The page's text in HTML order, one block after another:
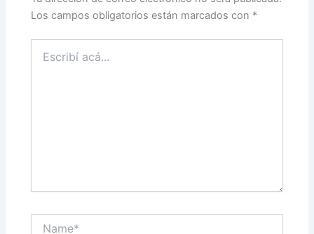
Los campos obligatorios están marcados con *
acá...